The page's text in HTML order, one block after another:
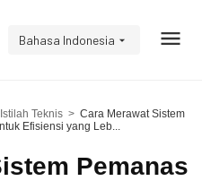
Bahasa Indonesia
Istilah Teknis > Cara Merawat Sistem
Efisiensi yang Leb...
Pemanas